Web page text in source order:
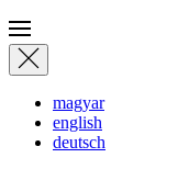
magyar
english
deutsch